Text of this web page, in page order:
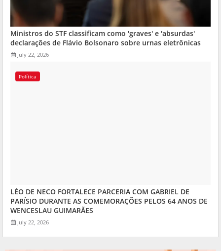
Ministros do STF classificam como 'graves' e 'absurdas'
declarações de Flávio Bolsonaro sobre urnas eletrônicas
July 22, 2026
Política
LÉO DE NECO FORTALECE PARCERIA COM GABRIEL DE
PARÍSIO DURANTE AS COMEMORAÇÕES PELOS 64 ANOS DE
WENCESLAU GUIMARÃES
July 22, 2026